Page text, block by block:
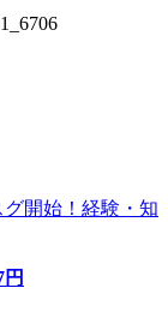
グ開始！経験・知
円